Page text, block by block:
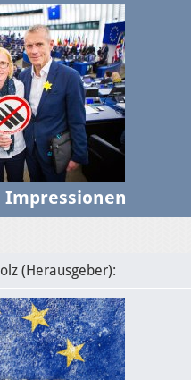
Impressionen
(Herausgeber):